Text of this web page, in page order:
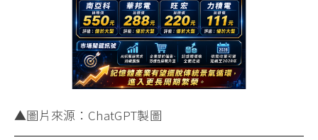
▲圖片來源：ChatGPT製圖